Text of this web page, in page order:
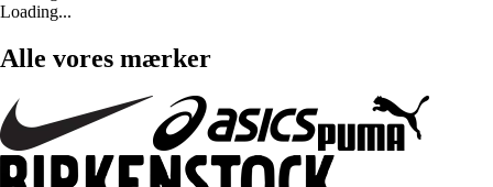
Loading...
Alle vores mærker